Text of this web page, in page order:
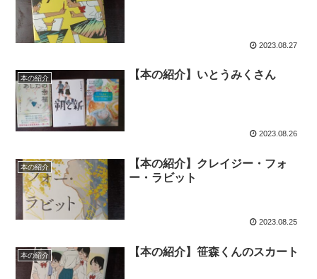
2023.08.27
本の紹介 【本の紹介】いとうみくさん
2023.08.26
本の紹介
【本の紹介】クレイジー・フォ
ー・ラビット
2023.08.25
本の紹介 【本の紹介】笹森くんのスカート